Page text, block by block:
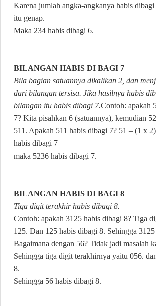
Karena jumlah angka-angkanya habis
itu genap.
Maka 234 habis dibagi 6.
BILANGAN HABIS DI BAGI 7
Bila bagian satuannya dikalikan 2, dan
dari bilangan tersisa. Jika hasilnya habis
bilangan itu habis dibagi 7.Contoh: apakah
7? Kita pisahkan 6 (satuannya), kemudian
511. Apakah 511 habis dibagi 7? 51 – (1 x
habis dibagi 7
maka 5236 habis dibagi 7.
BILANGAN HABIS DI BAGI 8
Tiga digit terakhir habis dibagi 8.
Contoh: apakah 3125 habis dibagi 8? Tiga
125. Dan 125 habis dibagi 8. Sehingga
Bagaimana dengan 56? Tidak jadi masalah
Sehingga tiga digit terakhirnya yaitu 056.
8.
Sehingga 56 habis dibagi 8.